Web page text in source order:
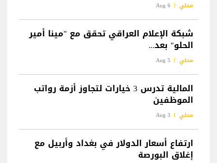
محلي 6 Aug
شبكة الإعلام العراقي تحقق مع "مينا أمير
الحلو" بعد...
محلي 5 Aug
المالية تدرس 3 خيارات لتجاوز أزمة رواتب
الموظفين
محلي 3 Aug
ارتفاع أسعار الدولار في بغداد وأربيل مع
إغلاق البورصة